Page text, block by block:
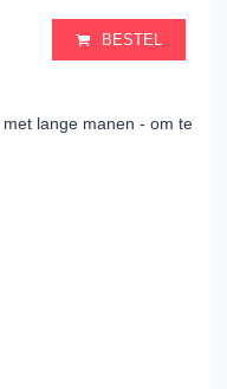
BESTEL
lange manen - om te